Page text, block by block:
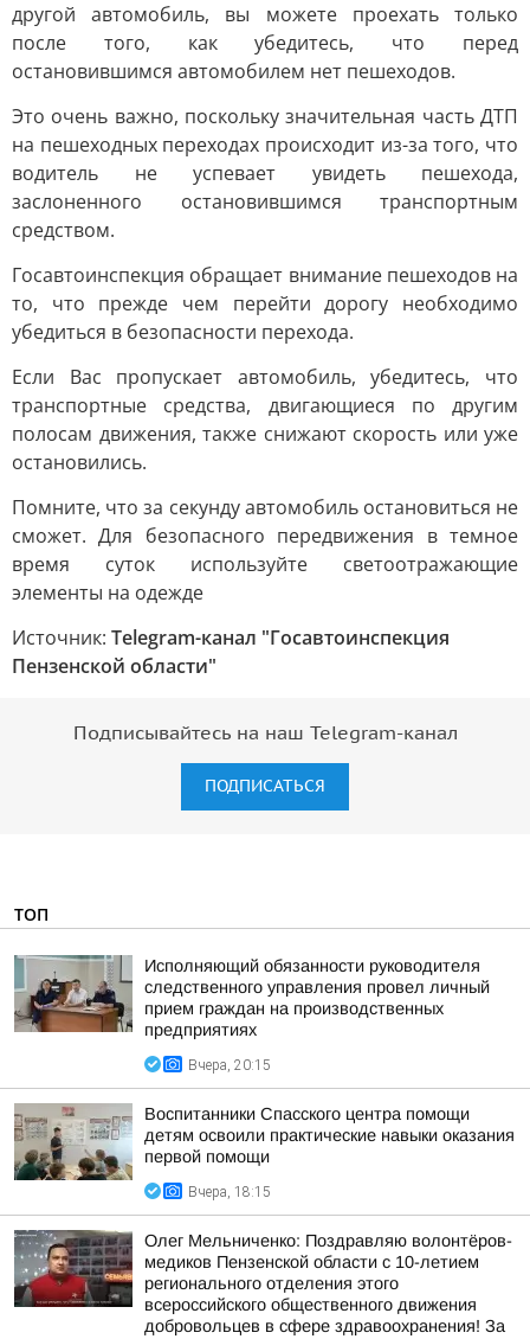
другой автомобиль, вы можете проехать только
после того, как убедитесь, что перед
остановившимся автомобилем нет пешеходов.
Это очень важно, поскольку значительная часть ДТП
на пешеходных переходах происходит из-за того, что
водитель не успевает увидеть пешехода,
заслоненного остановившимся транспортным
средством.
Госавтоинспекция обращает внимание пешеходов на
то, что прежде чем перейти дорогу необходимо
убедиться в безопасности перехода.
Если Вас пропускает автомобиль, убедитесь, что
транспортные средства, двигающиеся по другим
полосам движения, также снижают скорость или уже
остановились.
Помните, что за секунду автомобиль остановиться не
сможет. Для безопасного передвижения в темное
время суток используйте светоотражающие
элементы на одежде
Источник: Telegram-канал "Госавтоинспекция
Пензенской области"
Подписывайтесь на наш Telegram-канал
ПОДПИСАТЬСЯ
ТОП
Исполняющий обязанности руководителя
следственного управления провел личный
прием граждан на производственных
предприятиях
Вчера, 20:15
Воспитанники Спасского центра помощи
детям освоили практические навыки оказания
первой помощи
Вчера, 18:15
Олег Мельниченко: Поздравляю волонтёров-
медиков Пензенской области с 10-летием
регионального отделения этого
всероссийского общественного движения
добровольцев в сфере здравоохранения! За